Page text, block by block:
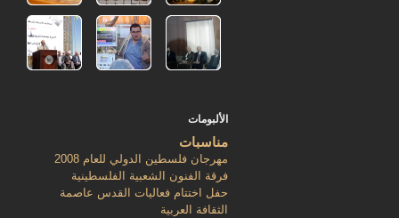
الألبومات
مناسبات
مهرجان فلسطين الدولي للعام 2008
فرقة الفنون الشعبية الفلسطينية
حفل اختتام فعاليات القدس عاصمة
الثقافة العربية